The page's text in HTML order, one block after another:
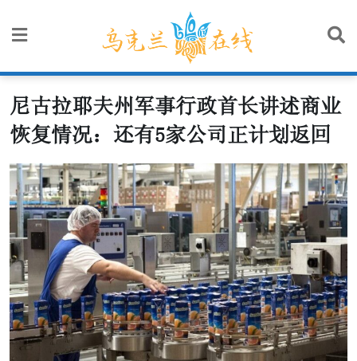
尼古拉耶夫州军事行政首长讲述商业
恢复情况：还有5家公司正计划返回